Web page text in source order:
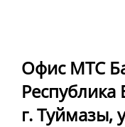
Офис МТС
Республика
г. Туймазы,